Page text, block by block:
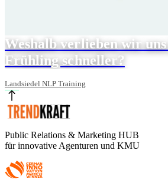
Weshalb verlieben wir
Frühling schneller?
Landsiedel NLP Training
Public Relations & Marketing HUB
für innovative Agenturen und KMU